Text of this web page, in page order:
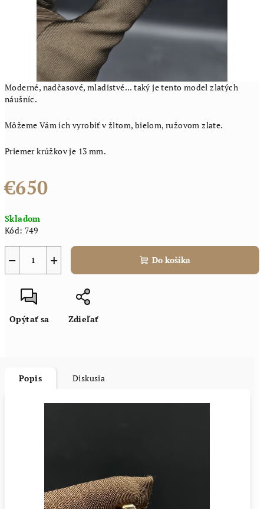
Moderné, nadčasové, mladistvé... taký je tento model zlatých
náušníc.
Môžeme Vám ich vyrobiť v žltom, bielom, ružovom zlate.
Priemer krúžkov je 13 mm.
€650
cena:
Skladom
Kód: 749
+
− Do košíka
Opýtať sa Zdieľať
Popis Diskusia